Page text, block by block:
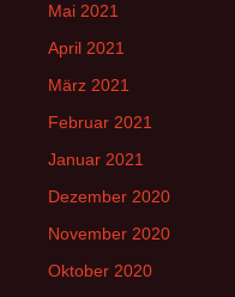
Mai 2021
April 2021
März 2021
Februar 2021
Januar 2021
Dezember 2020
November 2020
Oktober 2020